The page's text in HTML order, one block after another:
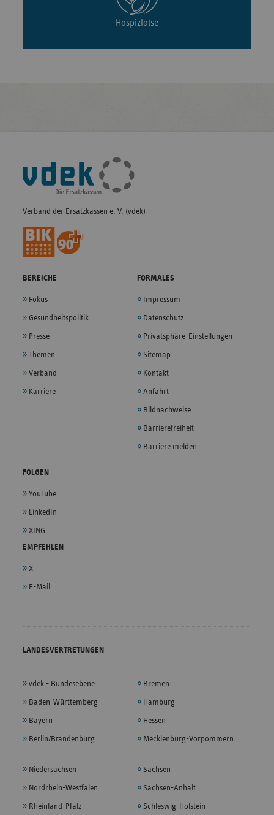
Hospizlotse
Fußleisten-
Navigation
Verband der Ersatzkassen e. V. (vdek)
BEREICHE
Fokus
Gesundheitspolitik
Presse
Themen
Verband
Karriere
FORMALES
Impressum
Datenschutz
Privatsphäre-Einstellungen
Sitemap
Kontakt
Anfahrt
Bildnachweise
Barrierefreiheit
Barriere melden
FOLGEN
YouTube
LinkedIn
XING
EMPFEHLEN
X
E-Mail
LANDESVERTRETUNGEN
vdek - Bundesebene
Baden-Württemberg
Bayern
Berlin/Brandenburg
Bremen
Hamburg
Hessen
Mecklenburg-Vorpommern
Niedersachsen
Nordrhein-Westfalen
Rheinland-Pfalz
Sachsen
Sachsen-Anhalt
Schleswig-Holstein